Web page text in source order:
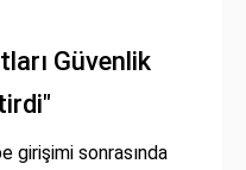
Güvenlik
girişimi sonrasında